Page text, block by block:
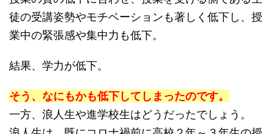
徒の受講姿勢やモチベーションも著しく低下し、授
業中の緊張感や集中力も低下。
結果、学力が低下。
そう、なにもかも低下してしまったのです。
一方、浪人生や進学校生はどうだったでしょう。